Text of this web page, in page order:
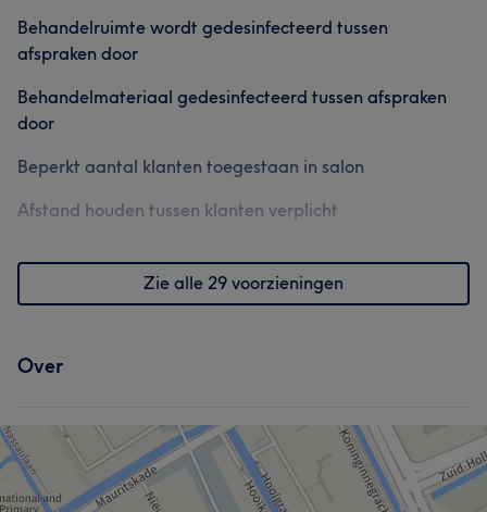
Behandelruimte wordt gedesinfecteerd tussen
afspraken door
Behandelmateriaal gedesinfecteerd tussen afspraken
door
Beperkt aantal klanten toegestaan in salon
Afstand houden tussen klanten verplicht
Zie alle 29 voorzieningen
Over